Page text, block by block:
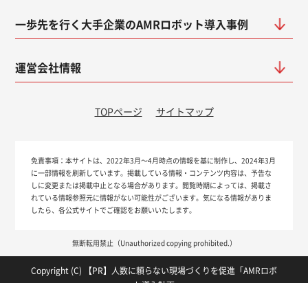
一歩先を行く大手企業のAMRロボット導入事例
運営会社情報
TOPページ サイトマップ
免責事項： 本サイトは、2022年3月～4月時点の情報を基に制作し、2024年3月
に一部情報を刷新しています。掲載している情報・コンテンツ内容は、予告な
しに変更または掲載中止となる場合があります。閲覧時期によっては、掲載さ
れている情報参照元に情報がない可能性がございます。気になる情報がありま
したら、各公式サイトでご確認をお願いいたします。
無断転用禁止（Unauthorized copying prohibited.）
Copyright (C)
人数に頼らない現場づくりを促進「AMRロボ